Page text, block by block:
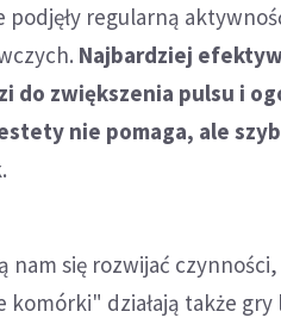
regularną
Najbardziej
do zwiększenia pulsu i
nie pomaga, ale
nam się rozwijać
komórki" działają także